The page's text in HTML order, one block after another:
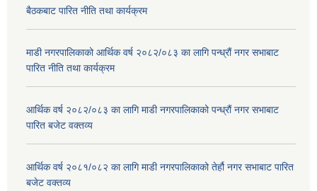
बैठकबाट पारित नीति तथा कार्यक्रम
माडी नगरपालिकाको आर्थिक वर्ष २०८२/०८३ का लागि पन्ध्रौं नगर सभाबाट
पारित नीति तथा कार्यक्रम
आर्थिक वर्ष २०८२/०८३ का लागि माडी नगरपालिकाको पन्ध्रौं नगर सभाबाट
पारित बजेट वक्तव्य
आर्थिक वर्ष २०८१/०८२ का लागि माडी नगरपालिकाको तेर्हौ नगर सभाबाट पारित
बजेट वक्तव्य